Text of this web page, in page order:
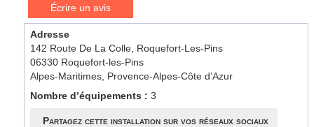
Écrire un avis
Adresse
142 Route De La Colle, Roquefort-Les-Pins
06330 Roquefort-les-Pins
Alpes-Maritimes, Provence-Alpes-Côte d’Azur
Nombre d’équipements :3
Partagez cette installation sur vos réseaux sociaux